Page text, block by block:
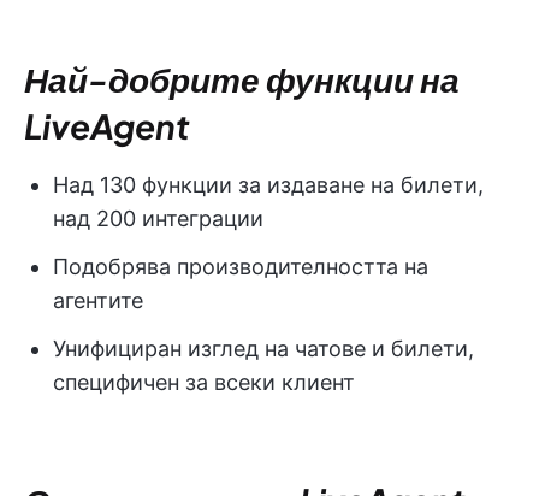
Най-добрите функции на
LiveAgent
Над 130 функции за издаване на билети,
над 200 интеграции
Подобрява производителността на
агентите
Унифициран изглед на чатове и билети,
специфичен за всеки клиент